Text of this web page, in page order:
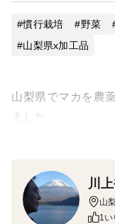
慣行栽培 野菜
山梨県x加工品
山梨県でマカを農
ました。
4000m以上の過酷
原産地のペルーで
川
山
1い